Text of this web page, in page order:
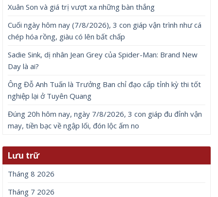
Xuân Son và giá trị vượt xa những bàn thắng
Cuối ngày hôm nay (7/8/2026), 3 con giáp vận trình như cá
chép hóa rồng, giàu có lên bất chấp
Sadie Sink, dị nhân Jean Grey của Spider-Man: Brand New
Day là ai?
Ông Đỗ Anh Tuấn là Trưởng Ban chỉ đạo cấp tỉnh kỳ thi tốt
nghiệp lại ở Tuyên Quang
Đúng 20h hôm nay, ngày 7/8/2026, 3 con giáp đu đỉnh vận
may, tiền bạc về ngập lối, đón lộc ấm no
Lưu trữ
Tháng 8 2026
Tháng 7 2026